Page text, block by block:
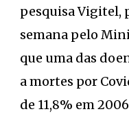
pesquisa Vigitel,
semana pelo
que uma das
a mortes por
de 11,8% em